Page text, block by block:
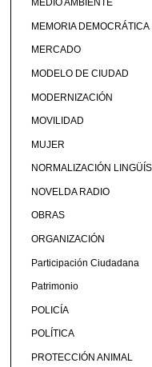
MEDIO AMBIENTE
MEMORIA DEMOCRÁTICA
MERCADO
MODELO DE CIUDAD
MODERNIZACIÓN
MOVILIDAD
MUJER
NORMALIZACIÓN
NOVELDA RADIO
OBRAS
ORGANIZACIÓN
Participación Ciudadana
Patrimonio
POLICÍA
POLÍTICA
PROTECCIÓN ANIMAL